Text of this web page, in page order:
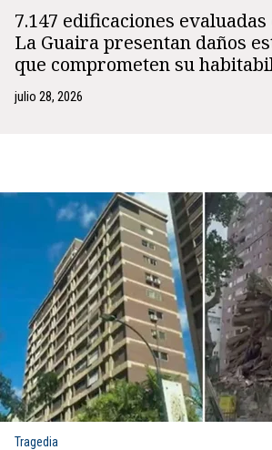
7.147 edificaciones evaluadas
La Guaira presentan daños
que comprometen su
julio 28, 2026
Tragedia